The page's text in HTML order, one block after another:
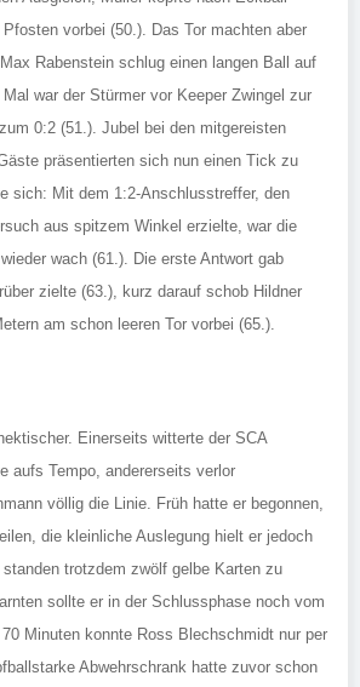
vorbei (50.). Das Tor machten aber
Rabenstein schlug einen langen Ball auf
war der Stürmer vor Keeper Zwingel zur
0:2 (51.). Jubel bei den mitgereisten
präsentierten sich nun einen Tick zu
sich: Mit dem 1:2-Anschlusstreffer, den
aus spitzem Winkel erzielte, war die
wach (61.). Die erste Antwort gab
zielte (63.), kurz darauf schob Hildner
am schon leeren Tor vorbei (65.).
Einerseits witterte der SCA
aufs Tempo, andererseits verlor
völlig die Linie. Früh hatte er begonnen,
die kleinliche Auslegung hielt er jedoch
trotzdem zwölf gelbe Karten zu
sollte er in der Schlussphase noch vom
Minuten konnte Ross Blechschmidt nur per
Abwehrschrank hatte zuvor schon